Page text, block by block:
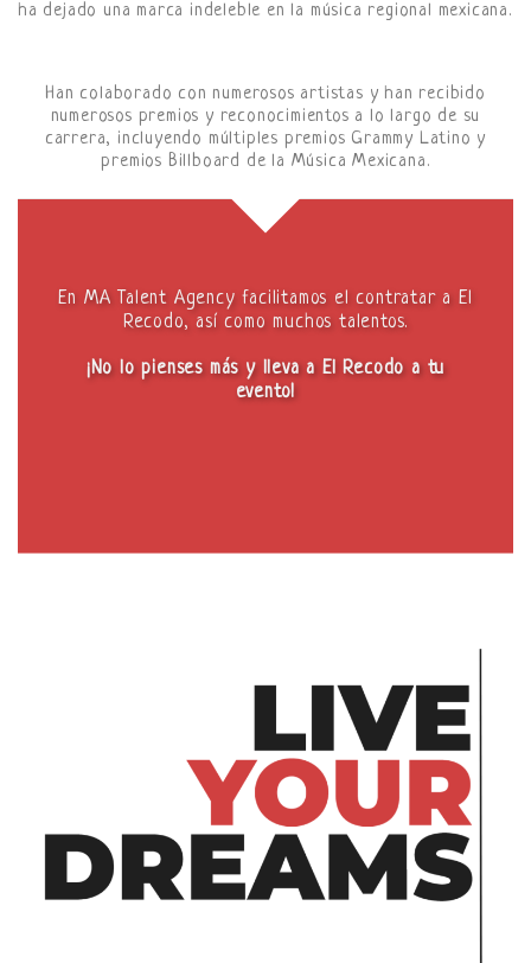
ha dejado una marca indeleble en la música regional mexicana.
Han colaborado con numerosos artistas y han recibido
numerosos premios y reconocimientos a lo largo de su
carrera, incluyendo múltiples premios Grammy Latino y
premios Billboard de la Música Mexicana.
En MA Talent Agency facilitamos el contratar a El
Recodo, así como muchos talentos.
¡No lo pienses más y lleva a El Recodo a tu
evento!